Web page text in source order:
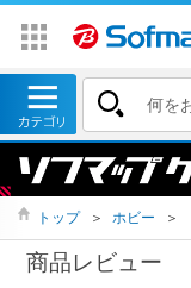
トップ ＞ ホビー ＞
商品レビュー